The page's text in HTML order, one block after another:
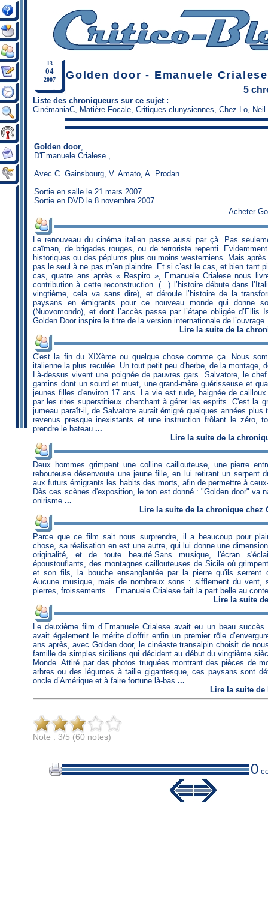
13
04
2007 Golden door - Emanuele Crialese
5
Liste des chroniqueurs sur ce sujet :
CinémaniaC, Matière Focale, Critiques clunysiennes, Chez Lo, Neil
Golden door,
D'Emanuele Crialese ,
Avec C. Gainsbourg, V. Amato, A. Prodan
Sortie en salle le 21 mars 2007
Sortie en DVD le 8 novembre 2007
Acheter
Le renouveau du cinéma italien passe aussi par çà. Pas
caïman, de brigades rouges, ou de terroriste repenti.
historiques ou des péplums plus ou moins westerniens. Mais
pas le seul à ne pas m’en plaindre. Et si c’est le cas, et bien tant
cas, quatre ans après « Respiro », Emanuele Crialese nous
contribution à cette reconstruction. (...) l’histoire débute dans
vingtième, cela va sans dire), et déroule l’histoire de la
paysans en émigrants pour ce nouveau monde qui donne
(Nuovomondo), et dont l’accès passe par l’étape obligée d’Ellis
Golden Door inspire le titre de la version internationale de
Lire la suite de la
C'est la fin du XIXème ou quelque chose comme ça. Nous
italienne la plus reculée. Un tout petit peu d'herbe, de la montage,
Là-dessus vivent une poignée de pauvres gars. Salvatore, le
gamins dont un sourd et muet, une grand-mère guérisseuse et
jeunes filles d'environ 17 ans. La vie est rude, baignée de
par les rites superstitieux cherchant à gérer les esprits. C'est la
jumeau paraît-il, de Salvatore aurait émigré quelques années plus
revenus presque inexistants et une instruction frôlant le zéro,
prendre le bateau ...
Lire la suite de la
Deux hommes grimpent une colline caillouteuse, une pierre
rebouteuse désenvoute une jeune fille, en lui retirant un serpent
aux futurs émigrants les habits des morts, afin de permettre à
Dès ces scènes d'exposition, le ton est donné : "Golden door" va
onirisme ...
Lire la suite de la chronique chez
Parce que ce film sait nous surprendre, il a beaucoup pour
chose, sa réalisation en est une autre, qui lui donne une
originalité, et de toute beauté.Sans musique, l'écran
époustouflants, des montagnes caillouteuses de Sicile où
et son fils, la bouche ensanglantée par la pierre qu'ils serrent
Aucune musique, mais de nombreux sons : sifflement du vent,
pierres, froissements... Emanuele Crialese fait la part belle au
Lire la suite
Le deuxième film d’Emanuele Crialese avait eu un beau
avait également le mérite d’offrir enfin un premier rôle
ans après, avec Golden door, le cinéaste transalpin choisit de
famille de simples siciliens qui décident au début du vingtième
Monde. Attiré par des photos truquées montrant des pièces de
arbres ou des légumes à taille gigantesque, ces paysans sont
oncle d’Amérique et à faire fortune là-bas ...
Lire la suite
Note : 3/5 (60 notes)
0